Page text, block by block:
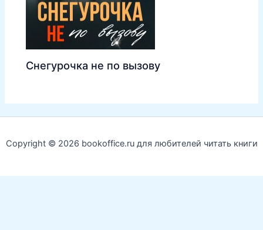
Снегурочка не по вызову
Copyright © 2026 bookoffice.ru для любителей читать книги